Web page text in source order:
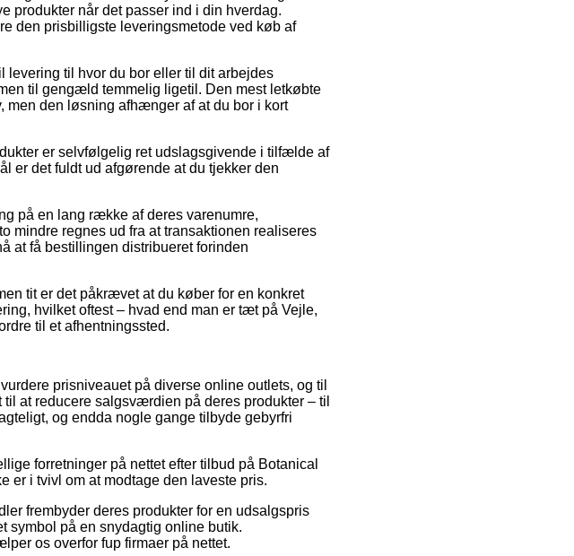
produkter når det passer ind i din hverdag.
den prisbilligste leveringsmetode ved køb af
levering til hvor du bor eller til dit arbejdes
til gengæld temmelig ligetil. Den mest letkøbte
men den løsning afhænger af at du bor i kort
er selvfølgelig ret udslagsgivende i tilfælde af
er det fuldt ud afgørende at du tjekker den
på en lang række af deres varenumre,
mindre regnes ud fra at transaktionen realiseres
at få bestillingen distribueret forinden
tit er det påkrævet at du køber for en konkret
hvilket oftest – hvad end man er tæt på Vejle,
til et afhentningssted.
prisniveauet på diverse online outlets, og til
at reducere salgsværdien på deres produkter – til
og endda nogle gange tilbyde gebyrfri
forretninger på nettet efter tilbud på Botanical
er i tvivl om at modtage den laveste pris.
frembyder deres produkter for en udsalgspris
symbol på en snydagtig online butik.
os overfor fup firmaer på nettet.